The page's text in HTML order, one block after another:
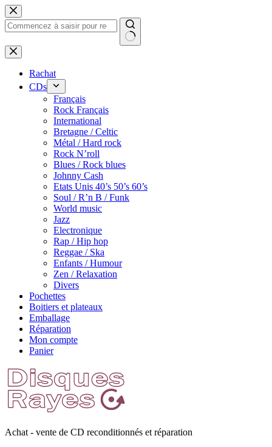
Passer
au
contenu
Rachat
CDs
Français
Rock Français
International
Bretagne / Celtic
Métal / Hard rock
Rock N’roll
Blues / Rock blues
Johnny Cash
Etats Unis 40’s 50’s 60’s
Soul / R’n B / Funk
World music
Jazz
Electronique
Rap / Hip hop
Reggae / Ska
Enfants / Humour
Zen / Relaxation
Divers
Pochettes
Boitiers et plateaux
Emballage
Réparation
Mon compte
Panier
Achat - vente de CD reconditionnés et réparation